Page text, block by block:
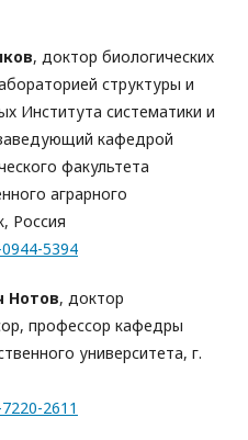
, доктор биологических
структуры и
Института систематики и
кафедрой
факультета
аграрного
Россия
5394
Нотов, доктор
профессор кафедры
университета, г.
2611